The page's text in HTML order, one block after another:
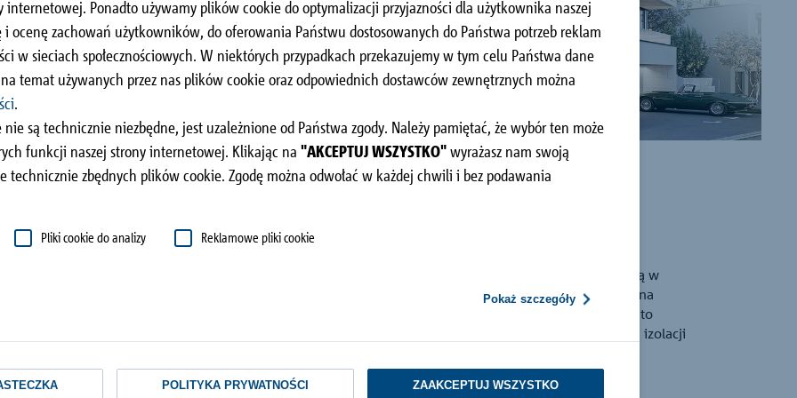
internetowej. Ponadto używamy plików cookie do optymalizacji przyjazności dla użytkownika naszej
ocenę zachowań użytkowników, do oferowania Państwu dostosowanych do Państwa potrzeb reklam
w sieciach społecznościowych. W niektórych przypadkach przekazujemy w tym celu Państwa dane
temat używanych przez nas plików cookie oraz odpowiednich dostawców zewnętrznych można
.
są technicznie niezbędne, jest uzależnione od Państwa zgody. Należy pamiętać, że wybór ten może
funkcji naszej strony internetowej. Klikając na "AKCEPTUJ WSZYSTKO"wyrażasz nam swoją
technicznie zbędnych plików cookie. Zgodę można odwołać w każdej chwili i bez podawania
Pliki cookie do analizy Reklamowe pliki cookie
Pokaż szczegóły
POLITYKA PRYWATNOŚCI ZAAKCEPTUJ WSZYSTKO
dachu
powstających
tu potencjału,
energetycznego
i wyzwania wizualne
cechy konstrukcyjne i optyczne, a także optymalne zbrojenie w ścianach i słupach żelbetowych, stoją w
budowlanego. Zwłaszcza w miejscu przejść z ciepłych do zimnych części budynku tworzą się na
powodujące duże straty energii oraz negatywnie wpływające na klimat w pomieszczeniach; są one często
budynków. Bezpośrednie zaizolowanie tych mostków pozwoliłoby na wykonanie ciągłej warstwy izolacji
zgodnej z zasadami zrównoważonego rozwoju koncepcji budynku o wysokiej efektywności